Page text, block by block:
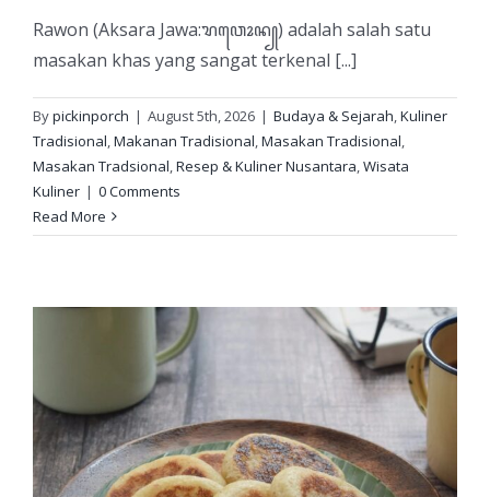
Rawon (Aksara Jawa:ꦫꦮꦺꦴꦤ꧀) adalah salah satu
masakan khas yang sangat terkenal [...]
Bypickinporch | August 5th, 2026 | Budaya & Sejarah,Kuliner
Tradisional,Makanan Tradisional,Masakan Tradisional,
Masakan Tradsional,Resep & Kuliner Nusantara,Wisata
Kuliner | 0 Comments
Read More